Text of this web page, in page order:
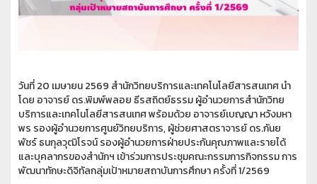
วันที่ 20 เมษายน 2569 สำนักวิทยบริการและเทคโนโลยีสารสนเทศ นำ
โดย อาจารย์ ดร.พิมพ์พลอย ธีรสถิตย์ธรรม ผู้อำนวยการสำนักวิทย
บริการและเทคโนโลยีสารสนเทศ พร้อมด้วย อาจารย์เบญญา หวังมหา
พร รองผู้อำนวยการศูนย์วิทยบริการ, ผู้ช่วยศาสตราจารย์ ดร.กันย
พัชร์ ธนกุลวุฒิโรจน์ รองผู้อำนวยการฝ่ายประกันคุณภาพและรายได้
และบุคลากรของสำนักฯ เข้าร่วมการประชุมคณะกรรมการกิจกรรม การ
พัฒนาทักษะดิจิทัลกลุ่มเป้าหมายสถาบันการศึกษา ครั้งที่ 1/2569